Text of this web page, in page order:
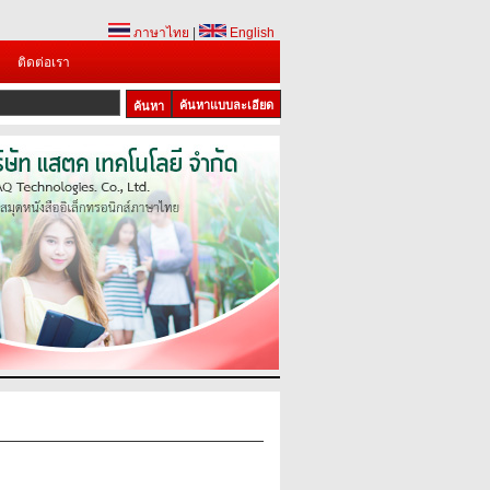
ภาษาไทย
English
ติดต่อเรา
ค้นหาแบบละเอียด